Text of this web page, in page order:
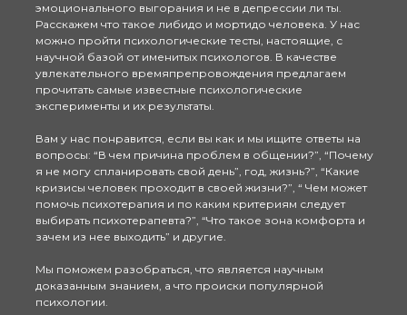
эмоционального выгорания и не в депрессии ли ты.
Расскажем что такое либидо и мортидо человека. У нас
можно пройти психологические тесты, настоящие, с
научной базой от именитых психологов. В качестве
увлекательного времяпрепровождения предлагаем
прочитать самые известные психологические
эксперименты и их результаты.
Вам у нас понравится, если вы как и мы ищите ответы на
вопросы: “В чем причина проблем в общении?”, “Почему
я не могу спланировать свой день”, год, жизнь?”, “Какие
кризисы человек проходит в своей жизни?”, “ Чем может
помочь психотерапия и по каким критериям следует
выбирать психотерапевта?”, “Что такое зона комфорта и
зачем из нее выходить” и другие.
Мы поможем разобраться, что является научным
доказанным знанием, а что происки популярной
психологии.